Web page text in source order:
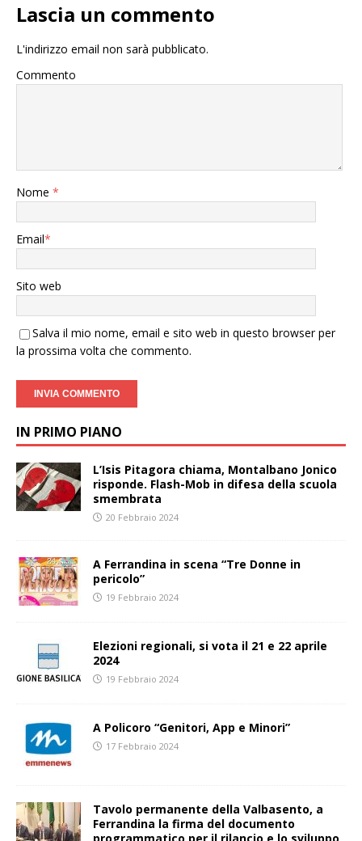
Lascia un commento
L'indirizzo email non sarà pubblicato.
Commento
Nome *
Email*
Sito web
Salva il mio nome, email e sito web in questo browser per
la prossima volta che commento.
IN PRIMO PIANO
L’Isis Pitagora chiama, Montalbano Jonico
risponde. Flash-Mob in difesa della scuola
smembrata
20 Febbraio 2024
A Ferrandina in scena “Tre Donne in
pericolo”
19 Febbraio 2024
Elezioni regionali, si vota il 21 e 22 aprile
2024
19 Febbraio 2024
A Policoro “Genitori, App e Minori”
17 Febbraio 2024
Tavolo permanente della Valbasento, a
Ferrandina la firma del documento